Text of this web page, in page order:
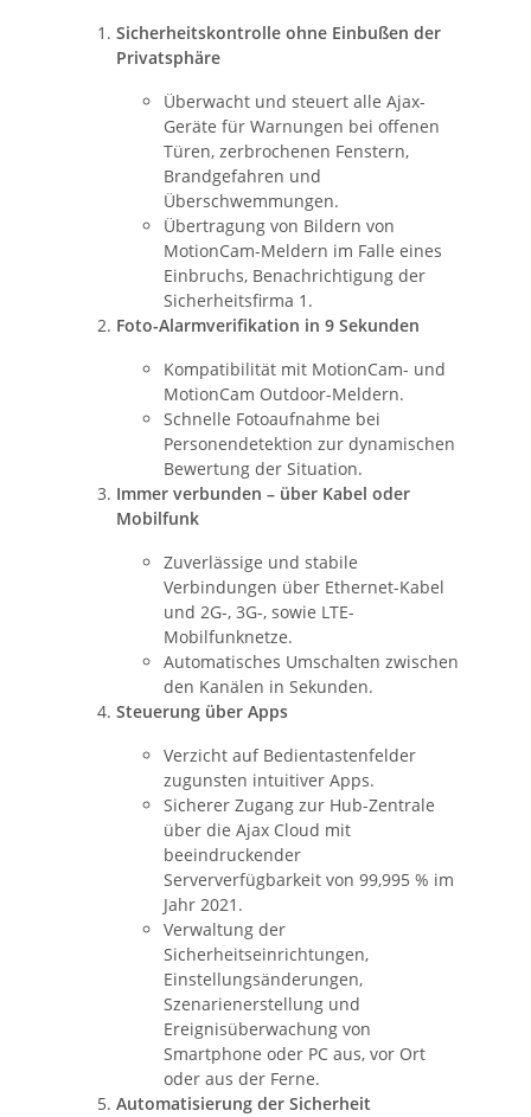
Sicherheitskontrolle ohne Einbußen der
Privatsphäre
Überwacht und steuert alle Ajax-
Geräte für Warnungen bei offenen
Türen, zerbrochenen Fenstern,
Brandgefahren und
Überschwemmungen.
Übertragung von Bildern von
MotionCam-Meldern im Falle eines
Einbruchs, Benachrichtigung der
Sicherheitsfirma 1.
Foto-Alarmverifikation in 9 Sekunden
Kompatibilität mit MotionCam- und
MotionCam Outdoor-Meldern.
Schnelle Fotoaufnahme bei
Personendetektion zur dynamischen
Bewertung der Situation.
Immer verbunden – über Kabel oder
Mobilfunk
Zuverlässige und stabile
Verbindungen über Ethernet-Kabel
und 2G-, 3G-, sowie LTE-
Mobilfunknetze.
Automatisches Umschalten zwischen
den Kanälen in Sekunden.
Steuerung über Apps
Verzicht auf Bedientastenfelder
zugunsten intuitiver Apps.
Sicherer Zugang zur Hub-Zentrale
über die Ajax Cloud mit
beeindruckender
Serververfügbarkeit von 99,995 % im
Jahr 2021.
Verwaltung der
Sicherheitseinrichtungen,
Einstellungsänderungen,
Szenarienerstellung und
Ereignisüberwachung von
Smartphone oder PC aus, vor Ort
oder aus der Ferne.
Automatisierung der Sicherheit